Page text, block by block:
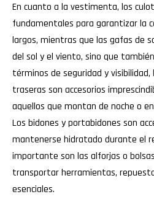
En cuanto a la vestimenta, los
fundamentales para garantizar la
largos, mientras que las gafas de
del sol y el viento, sino que
términos de seguridad y
traseras son accesorios
aquellos que montan de noche o
Los bidones y portabidones son
mantenerse hidratado durante el
importante son las alforjas o
transportar herramientas,
esenciales.